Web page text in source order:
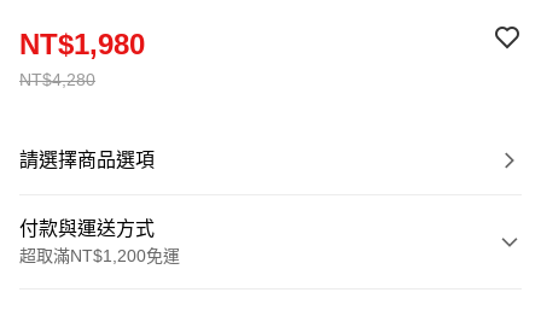
NT$4,280
NT$1,980
請選擇商品選項
付款與運送方式
超取滿NT$1,200免運